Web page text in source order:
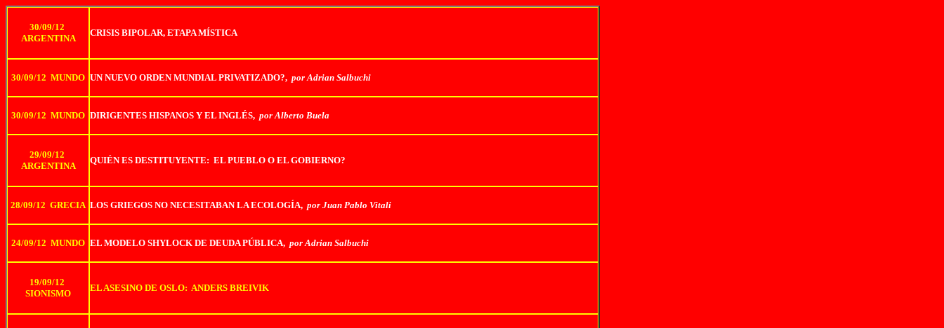
30/09/12
ARGENTINA
CRISIS BIPOLAR, ETAPA MÍSTICA
30/09/12 MUNDO UN NUEVO ORDEN MUNDIAL PRIVATIZADO?, por Adrian Salbuchi
30/09/12 MUNDO DIRIGENTES HISPANOS Y EL INGLÉS, por Alberto Buela
29/09/12
ARGENTINA
QUIÉN ES DESTITUYENTE: EL PUEBLO O EL GOBIERNO?
28/09/12 GRECIA LOS GRIEGOS NO NECESITABAN LA ECOLOGÍA, por Juan Pablo Vitali
24/09/12 MUNDO EL MODELO SHYLOCK DE DEUDA PÚBLICA, por Adrian Salbuchi
19/09/12
SIONISMO
EL ASESINO DE OSLO: ANDERS BREIVIK